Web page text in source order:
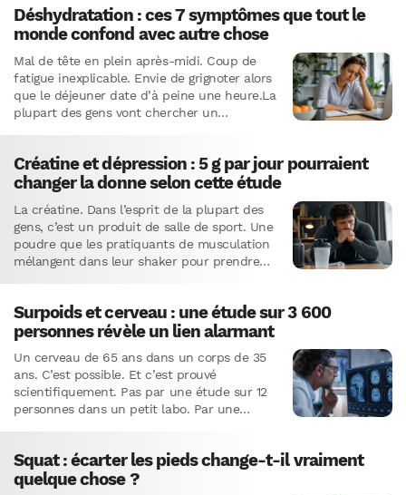
Déshydratation : ces 7 symptômes que tout le
monde confond avec autre chose
Mal de tête en plein après-midi. Coup de
fatigue inexplicable. Envie de grignoter alors
que le déjeuner date d’à peine une heure.La
plupart des gens vont chercher un
Créatine et dépression : 5 g par jour pourraient
changer la donne selon cette étude
La créatine. Dans l’esprit de la plupart des
gens, c’est un produit de salle de sport. Une
poudre que les pratiquants de musculation
mélangent dans leur shaker pour prendre
Surpoids et cerveau : une étude sur 3 600
personnes révèle un lien alarmant
Un cerveau de 65 ans dans un corps de 35
ans. C’est possible. Et c’est prouvé
scientifiquement. Pas par une étude sur 12
personnes dans un petit labo. Par une…
Squat : écarter les pieds change-t-il vraiment
quelque chose ?